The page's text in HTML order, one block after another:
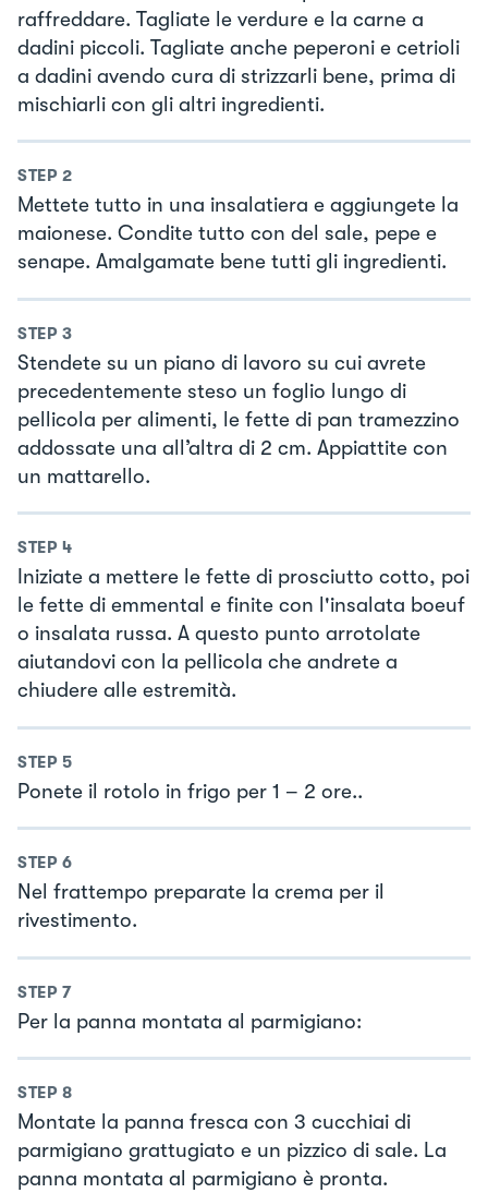
raffreddare. Tagliate le verdure e la carne a
dadini piccoli. Tagliate anche peperoni e cetrioli
a dadini avendo cura di strizzarli bene, prima di
mischiarli con gli altri ingredienti.
STEP 2
Mettete tutto in una insalatiera e aggiungete la
maionese. Condite tutto con del sale, pepe e
senape. Amalgamate bene tutti gli ingredienti.
STEP 3
Stendete su un piano di lavoro su cui avrete
precedentemente steso un foglio lungo di
pellicola per alimenti, le fette di pan tramezzino
addossate una all’altra di 2 cm. Appiattite con
un mattarello.
STEP 4
Iniziate a mettere le fette di prosciutto cotto, poi
le fette di emmental e finite con l'insalata boeuf
o insalata russa. A questo punto arrotolate
aiutandovi con la pellicola che andrete a
chiudere alle estremità.
STEP 5
Ponete il rotolo in frigo per 1 – 2 ore..
STEP 6
Nel frattempo preparate la crema per il
rivestimento.
STEP 7
Per la panna montata al parmigiano:
STEP 8
Montate la panna fresca con 3 cucchiai di
parmigiano grattugiato e un pizzico di sale. La
panna montata al parmigiano è pronta.